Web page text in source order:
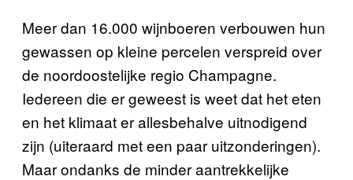
Meer dan 16.000 wijnboeren verbouwen hun
gewassen op kleine percelen verspreid over
de noordoostelijke regio Champagne.
Iedereen die er geweest is weet dat het eten
en het klimaat er allesbehalve uitnodigend
zijn (uiteraard met een paar uitzonderingen).
Maar ondanks de minder aantrekkelijke